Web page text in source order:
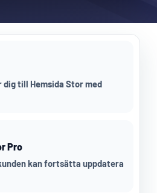
till Hemsida Stor med
Pro
kan fortsätta uppdatera